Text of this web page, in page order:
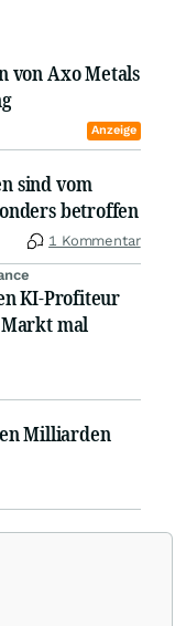
von Axo Metals
Anzeige
sind vom
betroffen
1 Kommentar
KI-Profiteur
mal
Milliarden